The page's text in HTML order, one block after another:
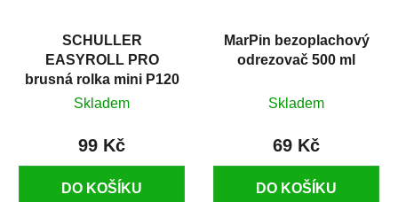
SCHULLER
EASYROLL PRO
brusná rolka mini P120
Skladem
99 Kč
DO KOŠÍKU
MarPin bezoplachový
odrezovač 500 ml
Skladem
69 Kč
DO KOŠÍKU